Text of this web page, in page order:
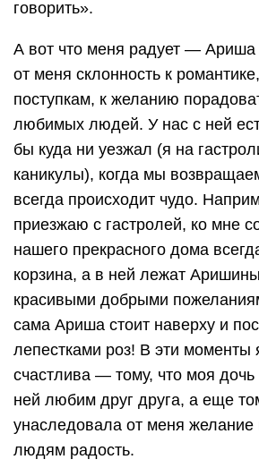
говорить».
А вот что меня радует — Ариша
от меня склонность к
поступкам, к желанию
любимых людей. У нас с ней
бы куда ни уезжал (я на
каникулы), когда мы
всегда происходит чудо.
приезжаю с гастролей, ко мне
нашего прекрасного дома
корзина, а в ней лежат
красивыми добрыми
сама Ариша стоит наверху и
лепестками роз! В эти
счастлива — тому, что моя
ней любим друг друга, а еще
унаследовала от меня желание
людям радость.